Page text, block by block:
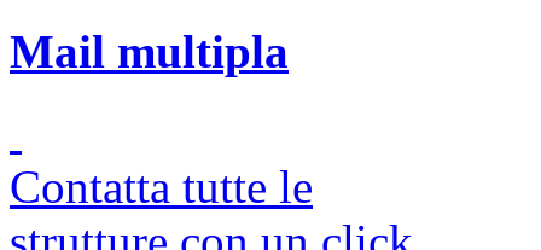
Mail multipla
Contatta tutte le